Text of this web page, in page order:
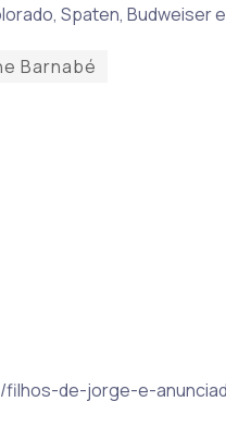
Spaten, Budweiser
Barnabé
filhos-de-jorge-e-